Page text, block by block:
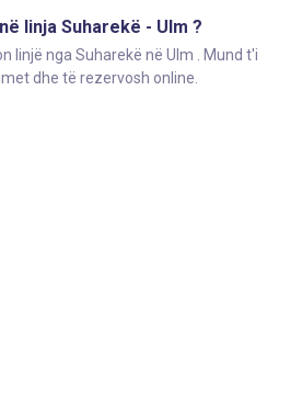
linja Suharekë - Ulm ?
linjë nga Suharekë në Ulm . Mund t'i
dhe të rezervosh online.